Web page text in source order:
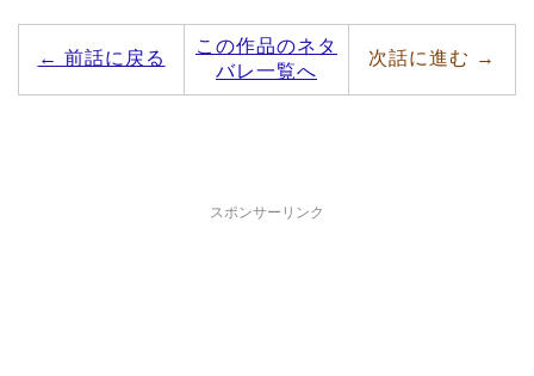
← 前話に戻る
この作品のネタ
バレ一覧へ
次話に進む →
スポンサーリンク